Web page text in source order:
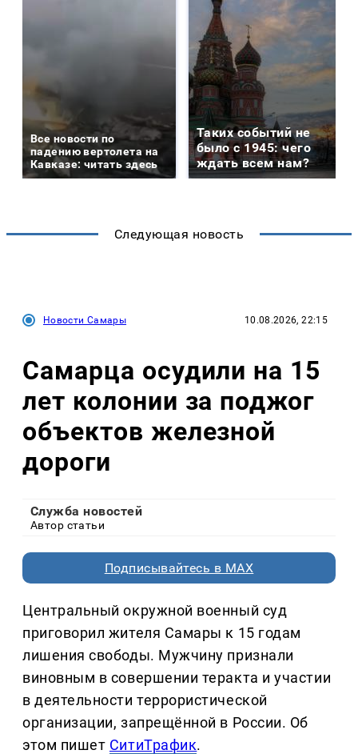
Все новости по
падению вертолета на
Кавказе: читать здесь
Таких событий не
было с 1945: чего
ждать всем нам?
Следующая новость
Новости Самары 10.08.2026, 22:15
Самарца осудили на 15
лет колонии за поджог
объектов железной
дороги
Служба новостей
Автор статьи
Подписывайтесь в MAX
Центральный окружной военный суд
приговорил жителя Самары к 15 годам
лишения свободы. Мужчину признали
виновным в совершении теракта и участии
в деятельности террористической
организации, запрещённой в России. Об
этом пишет СитиТрафик.